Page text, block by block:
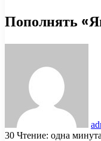
Пополнять
30 Чтение: одна минута